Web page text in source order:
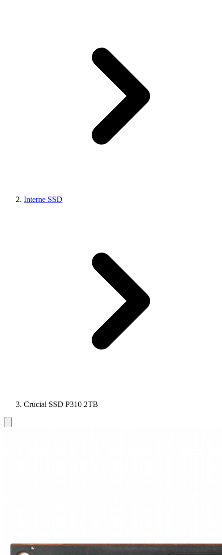
Interne SSD
Crucial SSD P310 2TB